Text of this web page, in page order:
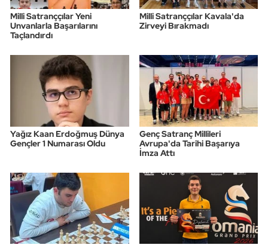
Milli Satranççılar Yeni
Unvanlarla Başarılarını
Taçlandırdı
Milli Satranççılar Kavala'da
Zirveyi Bırakmadı
Yağız Kaan Erdoğmuş Dünya
Gençler 1 Numarası Oldu
Genç Satranç Millileri
Avrupa'da Tarihi Başarıya
İmza Attı